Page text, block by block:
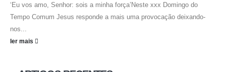
‘Eu vos amo, Senhor: sois a minha força’Neste xxx Domingo do
Tempo Comum Jesus responde a mais uma provocação deixando-
nos...
ler mais